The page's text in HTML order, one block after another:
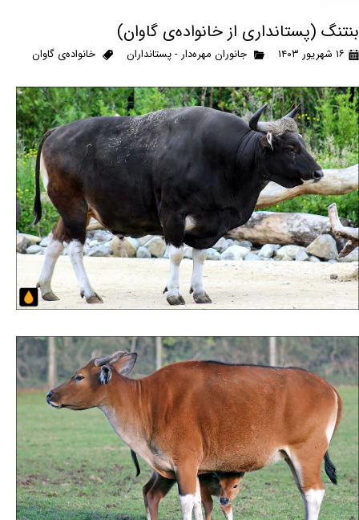
بنتنگ (پستانداری از خانواده‌ی گاوان)
۱۶ شهریور ۱۴۰۳ جانوران مهره‌دار - پستانداران خانواده‌ی گاوان